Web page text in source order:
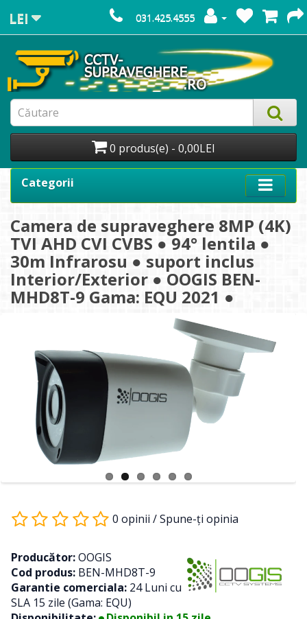
LEI 031.425.4555
0 produs(e) - 0,00LEI
Categorii
Camera de supraveghere 8MP (4K)
TVI AHD CVI CVBS ● 94° lentila ●
30m Infrarosu ● suport inclus
Interior/Exterior ● OOGIS BEN-
MHD8T-9 Gama: EQU 2021 ●
0 opinii /Spune-ţi opinia
Producător:OOGIS
Cod produs: BEN-MHD8T-9
Garantie comerciala: 24 Luni cu
SLA 15 zile (Gama: EQU)